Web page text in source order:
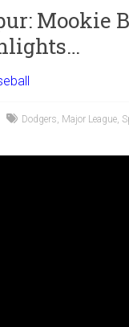
Mookie
Dodgers, Major League,